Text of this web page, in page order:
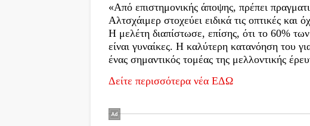
«Από επιστημονικής άποψης, πρέπει
Αλτσχάιμερ στοχεύει ειδικά τις οπτικές και
Η μελέτη διαπίστωσε, επίσης, ότι το 60%
είναι γυναίκες. Η καλύτερη κατανόηση του
ένας σημαντικός τομέας της μελλοντικής
Δείτε περισσότερα νέα ΕΔΩ